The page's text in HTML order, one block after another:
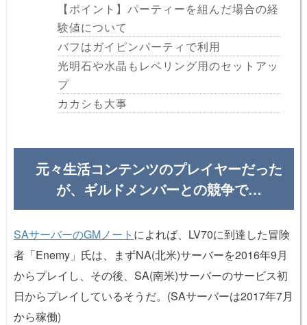
【ポイント】パーティーを組んだ場合の経
験値について
バフはガイピンパーティで利用
光明石や水晶もレベリング用のセットアッ
プ
カカシも大事
元々生活コンテンツのプレイヤーだった
が、ギルドメンバーとの競争で…
SAサーバーのGMノート によれば、LV70に到達した冒険
者「Enemy」氏は、まずNA(北米)サーバーを2016年9月
からプレイし、その後、SA(南米)サーバーのサービス初
日からプレイしているそうだ。(SAサーバーは2017年7月
から稼働)